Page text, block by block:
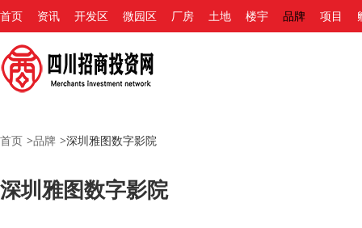
首页 资讯 开发区 微园区 厂房 土地 楼宇 品牌 项目
首页 >品牌 >深圳雅图数字影院
深圳雅图数字影院